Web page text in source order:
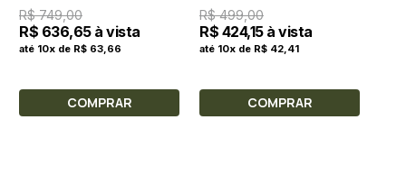
R$ 749,00
R$ 636,65 à vista
até 10x de R$ 63,66
COMPRAR
R$ 499,00
R$ 424,15 à vista
até 10x de R$ 42,41
COMPRAR